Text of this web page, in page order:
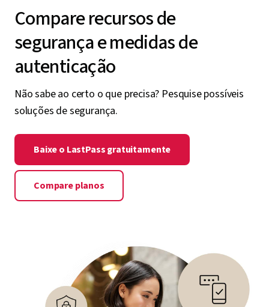
Compare recursos de
segurança e medidas de
autenticação
Não sabe ao certo o que precisa? Pesquise possíveis
soluções de segurança.
Baixe o LastPass gratuitamente
Compare planos